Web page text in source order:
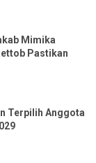
Mimika
Pastikan
Terpilih Anggota